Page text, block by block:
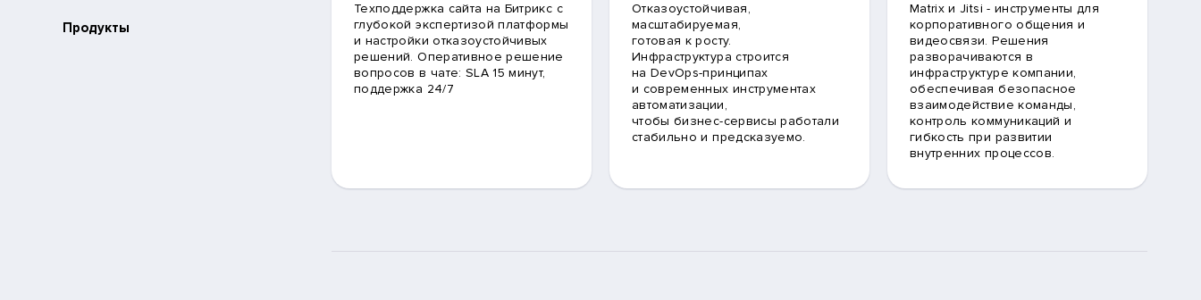
Продукты
Техподдержка сайта на Битрикс с
глубокой экспертизой платформы
и настройки отказоустойчивых
решений. Оперативное решение
вопросов в чате: SLA 15 минут,
поддержка 24/7
Отказоустойчивая,
масштабируемая,
готовая к росту.
Инфраструктура строится
на DevOps-принципах
и современных инструментах
автоматизации,
чтобы бизнес-сервисы работали
стабильно и предсказуемо.
Matrix и Jitsi - инструменты для
корпоративного общения и
видеосвязи. Решения
разворачиваются в
инфраструктуре компании,
обеспечивая безопасное
взаимодействие команды,
контроль коммуникаций и
гибкость при развитии
внутренних процессов.